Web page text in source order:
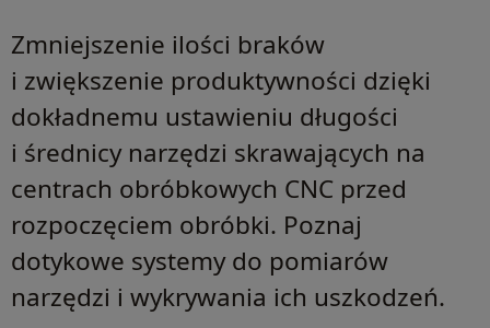
Zmniejszenie ilości braków
i zwiększenie produktywności dzięki
dokładnemu ustawieniu długości
i średnicy narzędzi skrawających na
centrach obróbkowych CNC przed
rozpoczęciem obróbki. Poznaj
dotykowe systemy do pomiarów
narzędzi i wykrywania ich uszkodzeń.